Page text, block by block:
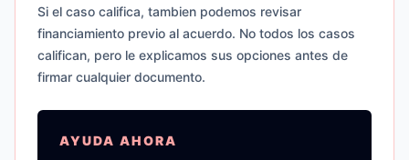
Si el caso califica, tambien podemos revisar
financiamiento previo al acuerdo. No todos los casos
califican, pero le explicamos sus opciones antes de
firmar cualquier documento.
AYUDA AHORA